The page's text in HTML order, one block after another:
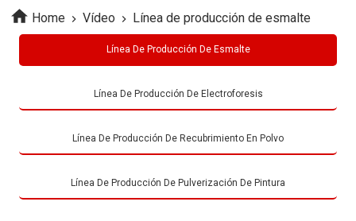
Home Vídeo Línea de producción de esmalte
Línea De Producción De Esmalte
Línea De Producción De Electroforesis
Línea De Producción De Recubrimiento En Polvo
Línea De Producción De Pulverización De Pintura